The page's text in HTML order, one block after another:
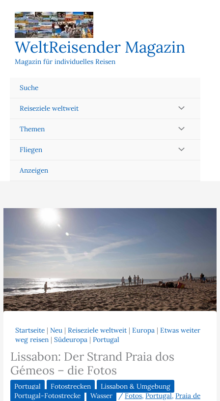
Inhalt
springen
WeltReisender Magazin
Magazin für individuelles Reisen
Suche
Reiseziele weltweit
Themen
Fliegen
Anzeigen
Startseite |Neu |Reiseziele weltweit |Europa |Etwas weiter
weg reisen |Südeuropa |Portugal
Lissabon: Der Strand Praia dos
Gémeos – die Fotos
Portugal Fotostrecken
Lissabon & Umgebung
Portugal-Fotostrecke
Wasser /Fotos,Portugal,Praia de